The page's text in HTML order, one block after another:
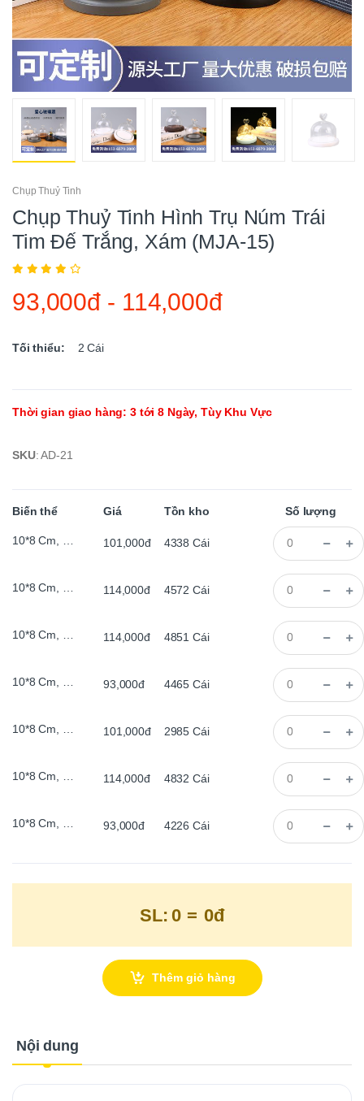
Chụp Thuỷ Tinh
Chụp Thuỷ Tinh Hình Trụ Núm Trái
Tim Đế Trắng, Xám (MJA-15)
93,000đ - 114,000đ
Tối thiểu: 2 Cái
Thời gian giao hàng: 3 tới 8 Ngày, Tùy Khu Vực
SKU:AD-21
Biến thể Giá Tồn kho Số lượng
10*8 Cm, Trái Tim + Sơn Trắng 101,000đ 4338 Cái
10*8 Cm, Trái Tim + Màu Xám 114,000đ 4572 Cái
10*8 Cm, Trái Tim + Sơn Trắng 114,000đ 4851 Cái
10*8 Cm, Trái Tim + Màu Gỗ 93,000đ 4465 Cái
10*8 Cm, Trái Tim + Sơn Đen 101,000đ 2985 Cái
10*8 Cm, Trái Tim + Sơn Đen 114,000đ 4832 Cái
10*8 Cm, Trái Tim +Màu Cổ 93,000đ 4226 Cái
SL: 0 = 0đ
Thêm giỏ hàng
Nội dung